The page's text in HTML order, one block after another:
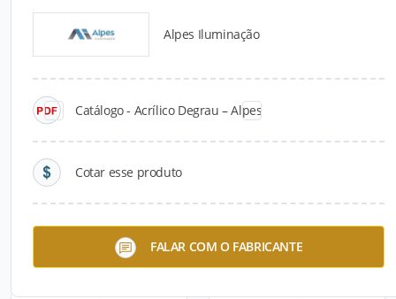
Alpes Iluminação
Catálogo - Acrílico Degrau – Alpes
Cotar esse produto
FALAR COM O FABRICANTE
Catálogos para Download
Plafon Acrílico Decorativo –